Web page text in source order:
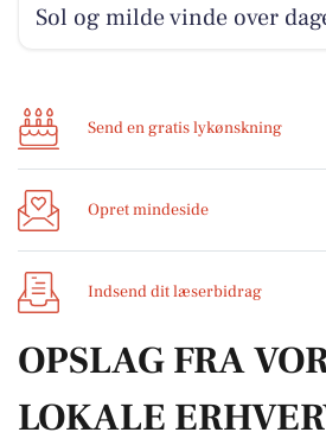
Sol og milde vinde over
Send en gratis lykønskning
Opret mindeside
Indsend dit læserbidrag
OPSLAG FRA
LOKALE